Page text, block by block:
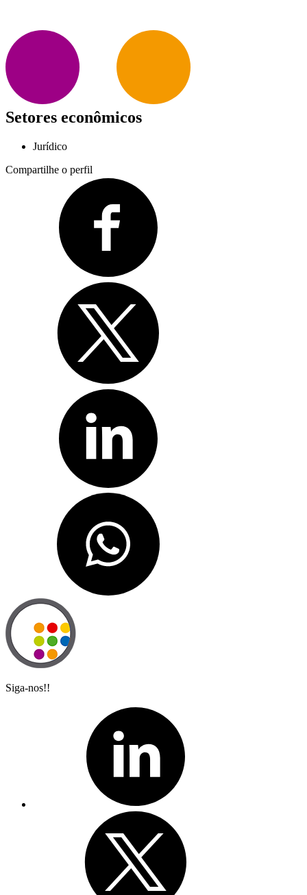
Setores econômicos
Jurídico
Compartilhe o perfil
Siga-nos!!